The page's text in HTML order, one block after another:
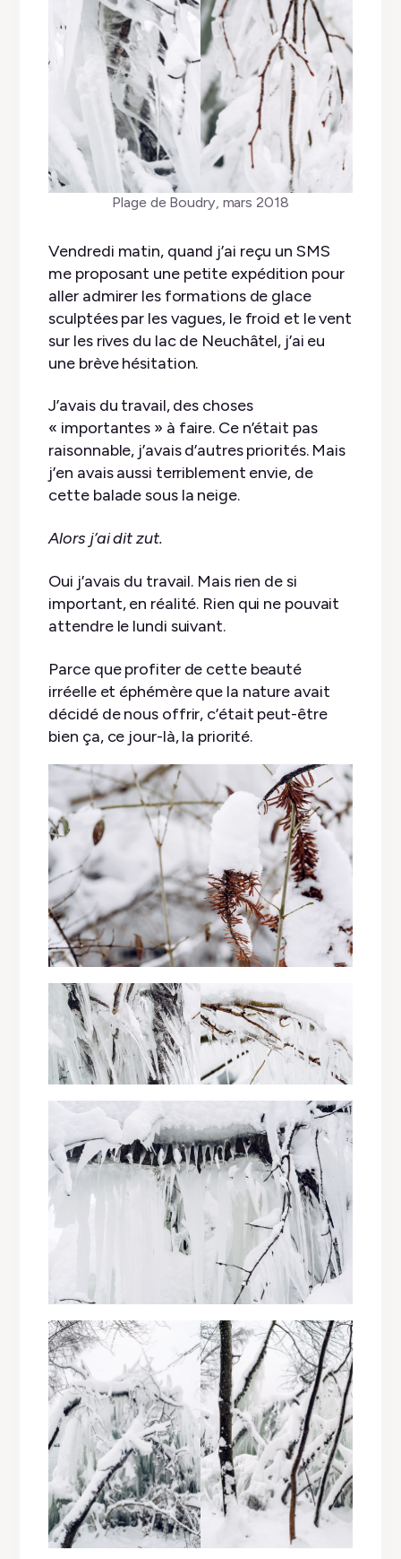
Plage de Boudry, mars 2018
Vendredi matin, quand j’ai reçu un SMS
me proposant une petite expédition pour
aller admirer les formations de glace
sculptées par les vagues, le froid et le vent
sur les rives du lac de Neuchâtel, j’ai eu
une brève hésitation.
J’avais du travail, des choses
« importantes » à faire. Ce n’était pas
raisonnable, j’avais d’autres priorités. Mais
j’en avais aussi terriblement envie, de
cette balade sous la neige.
Alors j’ai dit zut.
Oui j’avais du travail. Mais rien de si
important, en réalité. Rien qui ne pouvait
attendre le lundi suivant.
Parce que profiter de cette beauté
irréelle et éphémère que la nature avait
décidé de nous offrir, c’était peut-être
bien ça, ce jour-là, la priorité.